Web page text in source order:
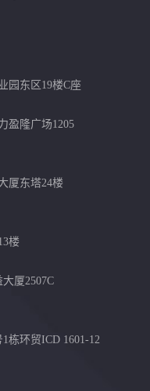
园东区19楼C座
盈隆广场1205
厦东塔24楼
楼
厦2507C
栋环贸ICD 1601-12